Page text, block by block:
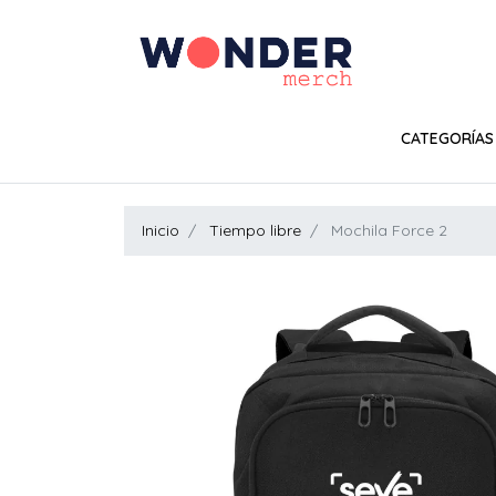
CATEGORÍAS
Inicio Tiempo libre Mochila Force 2